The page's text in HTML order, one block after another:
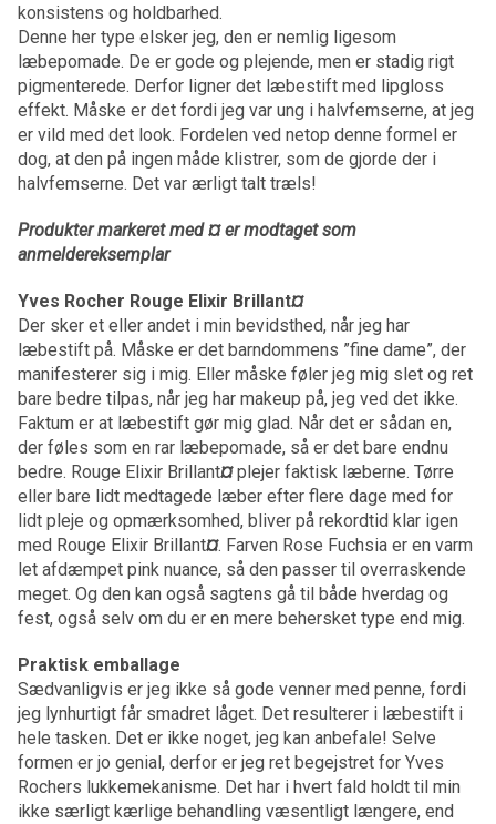
konsistens og holdbarhed.
Denne her type elsker jeg, den er nemlig ligesom
læbepomade. De er gode og plejende, men er stadig rigt
pigmenterede. Derfor ligner det læbestift med lipgloss
effekt. Måske er det fordi jeg var ung i halvfemserne, at jeg
er vild med det look. Fordelen ved netop denne formel er
dog, at den på ingen måde klistrer, som de gjorde der i
halvfemserne. Det var ærligt talt træls!
Produkter markeret med ¤ er modtaget som
anmeldereksemplar
Yves Rocher Rouge Elixir Brillant¤
Der sker et eller andet i min bevidsthed, når jeg har
læbestift på. Måske er det barndommens ”fine dame”, der
manifesterer sig i mig. Eller måske føler jeg mig slet og ret
bare bedre tilpas, når jeg har makeup på, jeg ved det ikke.
Faktum er at læbestift gør mig glad. Når det er sådan en,
der føles som en rar læbepomade, så er det bare endnu
bedre. Rouge Elixir Brillant¤plejer faktisk læberne. Tørre
eller bare lidt medtagede læber efter flere dage med for
lidt pleje og opmærksomhed, bliver på rekordtid klar igen
med Rouge Elixir Brillant¤. Farven Rose Fuchsia er en varm
let afdæmpet pink nuance, så den passer til overraskende
meget. Og den kan også sagtens gå til både hverdag og
fest, også selv om du er en mere behersket type end mig.
Praktisk emballage
Sædvanligvis er jeg ikke så gode venner med penne, fordi
jeg lynhurtigt får smadret låget. Det resulterer i læbestift i
hele tasken. Det er ikke noget, jeg kan anbefale! Selve
formen er jo genial, derfor er jeg ret begejstret for Yves
Rochers lukkemekanisme. Det har i hvert fald holdt til min
ikke særligt kærlige behandling væsentligt længere, end